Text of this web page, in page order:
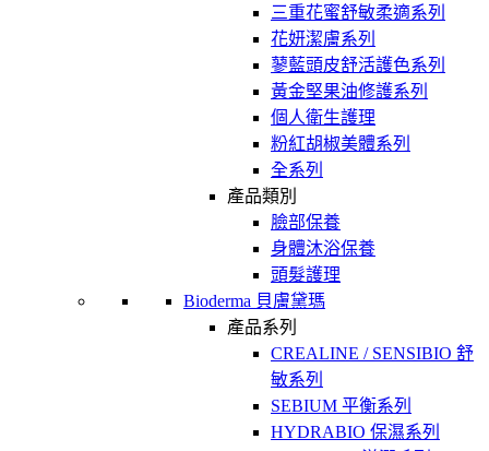
三重花蜜舒敏柔適系列
花妍潔膚系列
蓼藍頭皮舒活護色系列
黃金堅果油修護系列
個人衛生護理
粉紅胡椒美體系列
全系列
產品類別
臉部保養
身體沐浴保養
頭髮護理
Bioderma 貝膚黛瑪
產品系列
CREALINE / SENSIBIO 舒
敏系列
SEBIUM 平衡系列
HYDRABIO 保濕系列